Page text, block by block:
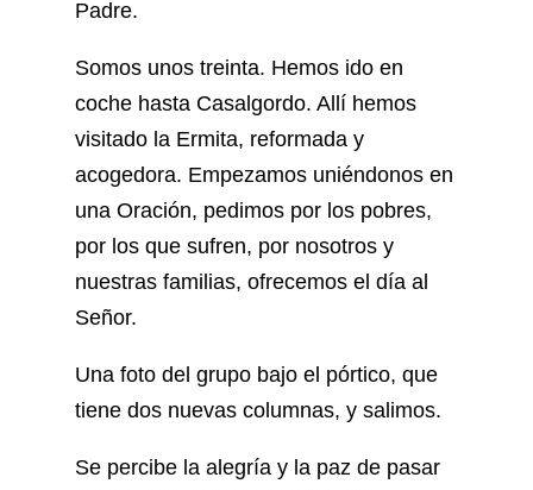
Padre.
Somos unos treinta. Hemos ido en
coche hasta Casalgordo. Allí hemos
visitado la Ermita, reformada y
acogedora. Empezamos uniéndonos en
una Oración, pedimos por los pobres,
por los que sufren, por nosotros y
nuestras familias, ofrecemos el día al
Señor.
Una foto del grupo bajo el pórtico, que
tiene dos nuevas columnas, y salimos.
Se percibe la alegría y la paz de pasar